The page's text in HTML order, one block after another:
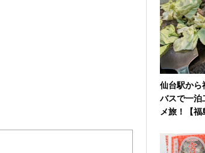
仙台駅から
バスで一泊
メ旅！【福